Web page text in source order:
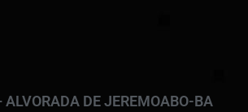
ALVORADA DE JEREMOABO-BA